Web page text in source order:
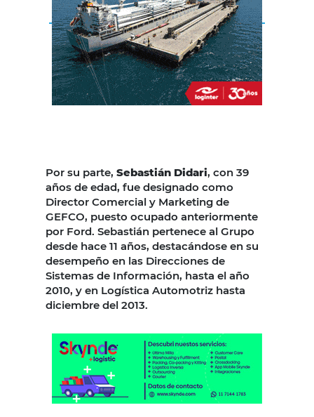
Por su parte, Sebastián Didari, con 39
años de edad, fue designado como
Director Comercial y Marketing de
GEFCO, puesto ocupado anteriormente
por Ford. Sebastián pertenece al Grupo
desde hace 11 años, destacándose en su
desempeño en las Direcciones de
Sistemas de Información, hasta el año
2010, y en Logística Automotriz hasta
diciembre del 2013.